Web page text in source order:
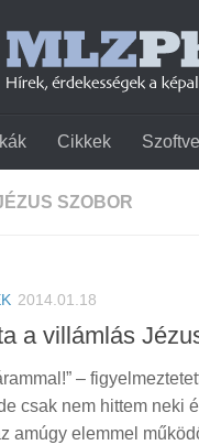
Cikkek
SZOBOR
2014.01.18
a villámlás
–
csak nem hittem neki
amúgy elemmel